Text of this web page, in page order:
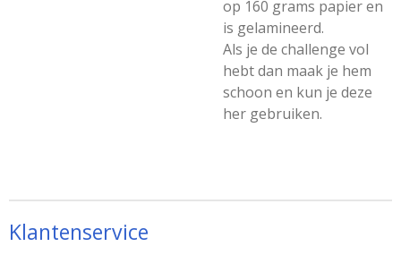
op 160 grams papier en
is gelamineerd.
Als je de challenge vol
hebt dan maak je hem
schoon en kun je deze
her gebruiken.
Klantenservice